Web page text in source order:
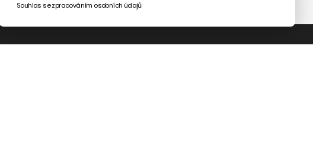
Souhlas se zpracováním osobních údajů